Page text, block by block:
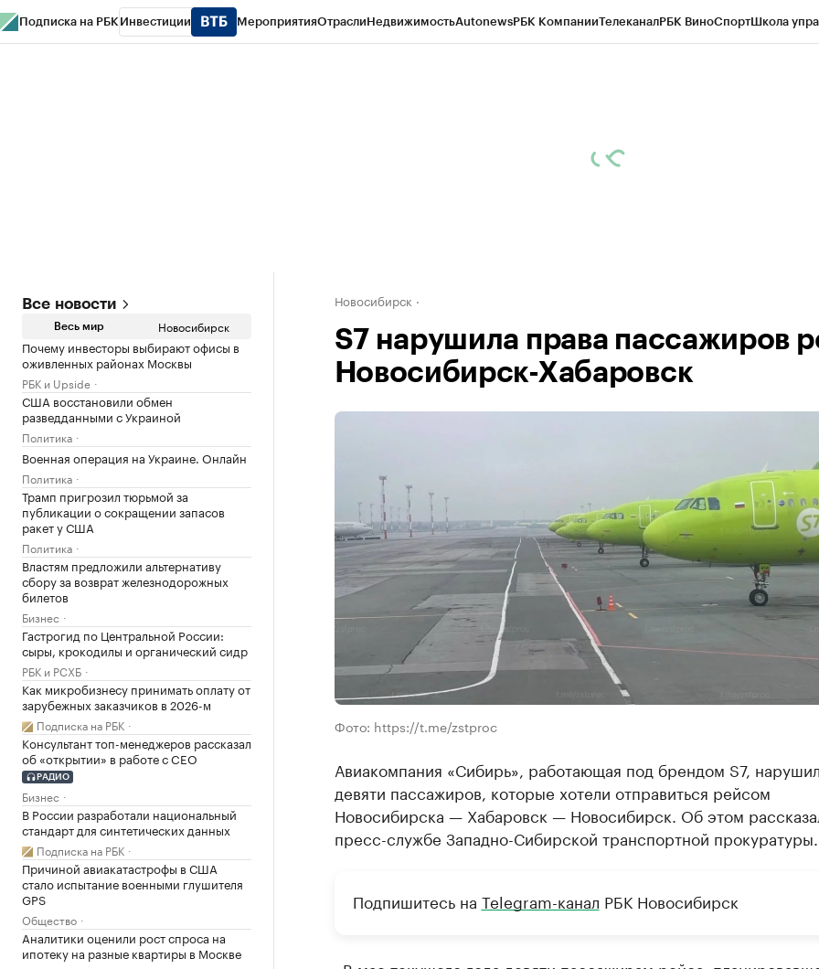
Подписка на РБК Инвестиции МероприятияОтраслиНедвижимостьAutonewsРБК КомпанииТелеканалРБК ВиноСпортШкола
Все новости
Весь мир Новосибирск
Почему инвесторы выбирают офисы в
оживленных районах Москвы
РБК и Upside
США восстановили обмен
разведданными с Украиной
Политика
Военная операция на Украине. Онлайн
Политика
Трамп пригрозил тюрьмой за
публикации о сокращении запасов
ракет у США
Политика
Властям предложили альтернативу
сбору за возврат железнодорожных
билетов
Бизнес
Гастрогид по Центральной России:
сыры, крокодилы и органический сидр
РБК и РСХБ
Как микробизнесу принимать оплату от
зарубежных заказчиков в 2026-м
Подписка на РБК
Консультант топ-менеджеров рассказал
об «открытии» в работе с CEO
РАДИО
Бизнес
В России разработали национальный
стандарт для синтетических данных
Подписка на РБК
Причиной авиакатастрофы в США
стало испытание военными глушителя
GPS
Общество
Аналитики оценили рост спроса на
ипотеку на разные квартиры в Москве
Новосибирск
S7 нарушила права пассажиров
Новосибирск-Хабаровск
Фото: https://t.me/zstproc
Авиакомпания «Сибирь», работающая под брендом S7,
девяти пассажиров, которые хотели отправиться рейсом
Новосибирска — Хабаровск — Новосибирск. Об этом
пресс-службе Западно-Сибирской транспортной прокуратуры.
Подпишитесь на Telegram-канал РБК Новосибирск